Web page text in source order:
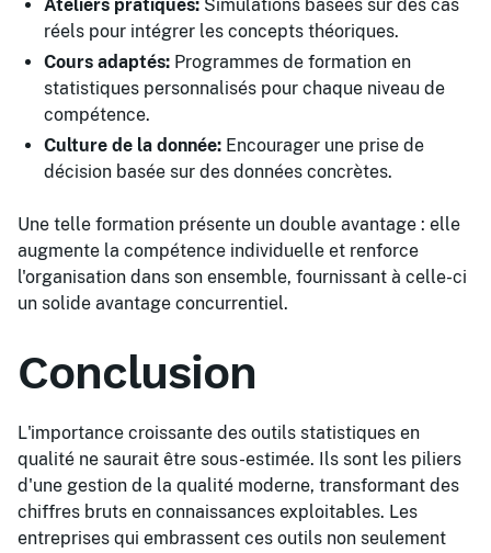
Ateliers pratiques: Simulations basées sur des cas
réels pour intégrer les concepts théoriques.
Cours adaptés: Programmes de formation en
statistiques personnalisés pour chaque niveau de
compétence.
Culture de la donnée: Encourager une prise de
décision basée sur des données concrètes.
Une telle formation présente un double avantage : elle
augmente la compétence individuelle et renforce
l'organisation dans son ensemble, fournissant à celle-ci
un solide avantage concurrentiel.
Conclusion
L'importance croissante des outils statistiques en
qualité ne saurait être sous-estimée. Ils sont les piliers
d'une gestion de la qualité moderne, transformant des
chiffres bruts en connaissances exploitables. Les
entreprises qui embrassent ces outils non seulement